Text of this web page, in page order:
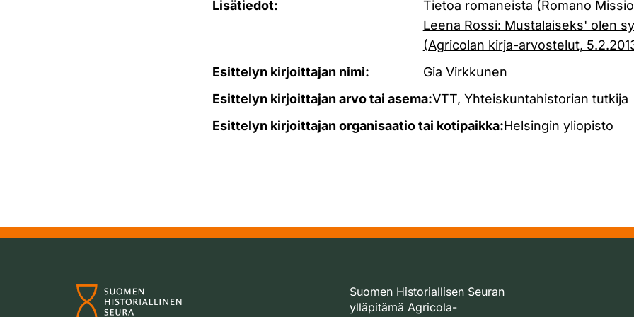
Lisätiedot:
Tietoa romaneista (Romano
Leena Rossi: Mustalaiseks' olen
(Agricolan kirja-arvostelut,
Esittelyn kirjoittajan nimi:
Gia Virkkunen
Esittelyn kirjoittajan arvo tai asema:VTT, Yhteiskuntahistorian tutkija
Esittelyn kirjoittajan organisaatio tai kotipaikka:Helsingin yliopisto
Suomen Historiallisen Seuran
ylläpitämä Agricola-